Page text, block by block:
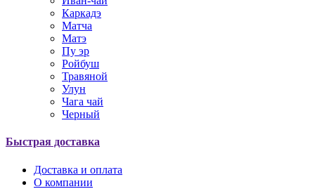
Каркадэ
Матча
Матэ
Пу эр
Ройбуш
Травяной
Улун
Чага чай
Черный
Быстрая доставка
Доставка и оплата
О компании